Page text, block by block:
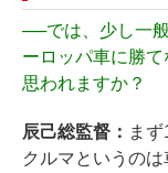
──では、少し一
ーロッパ車に勝
思われますか？
辰己総監督： ま
クルマというの